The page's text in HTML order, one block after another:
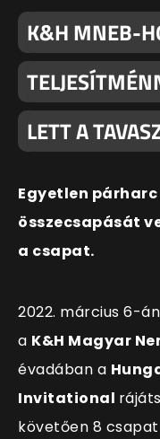
K&H MNEB-
LETT A
Egyetlen
összecsapását
a csapat.
2022. március 6-
a K&H Magyar
évadában a
Invitational
követően 8